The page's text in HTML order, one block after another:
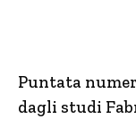
Puntata
dagli studi